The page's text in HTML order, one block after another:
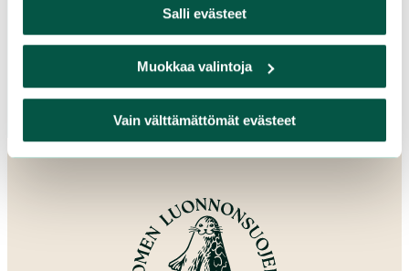
Salli evästeet
Muokkaa valintoja
Vain välttämättömät evästeet
Satakunta